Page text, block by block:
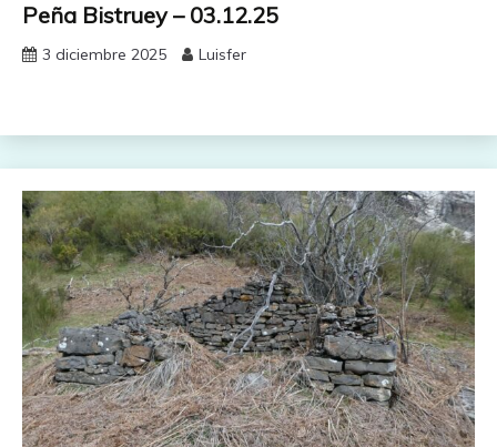
Peña Bistruey – 03.12.25
3 diciembre 2025 Luisfer